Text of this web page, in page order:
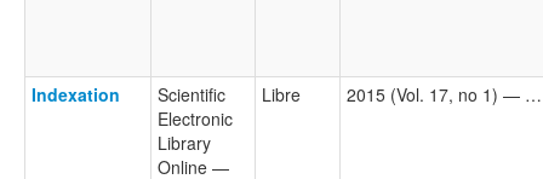
Indexation
Scientific
Electronic
Library
Online —
Libre 2015 (Vol. 17, no 1) — …